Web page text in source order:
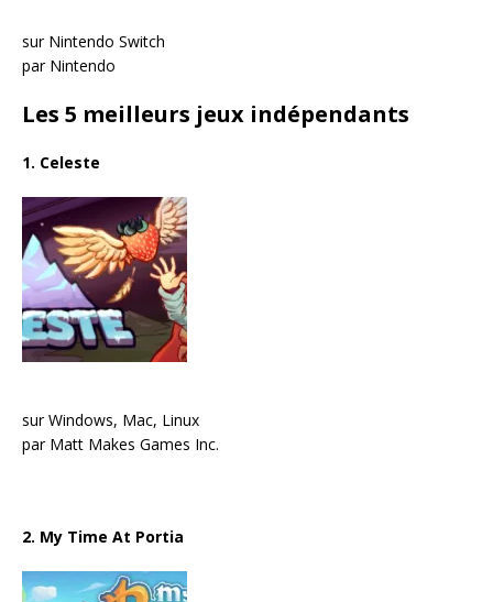
sur Nintendo Switch
par Nintendo
Les 5 meilleurs jeux indépendants
1. Celeste
sur Windows, Mac, Linux
par Matt Makes Games Inc.
2. My Time At Portia